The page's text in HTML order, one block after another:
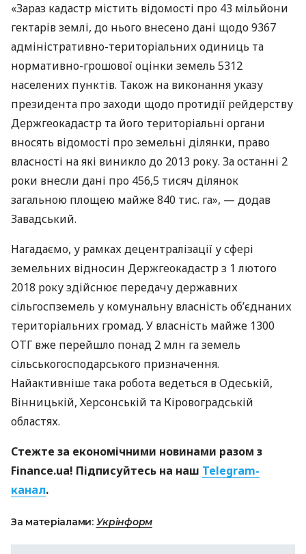
«Зараз кадастр містить відомості про 43 мільйони
гектарів землі, до нього внесено дані щодо 9367
адміністративно-територіальних одиниць та
нормативно-грошової оцінки земель 5312
населених пунктів. Також на виконання указу
президента про заходи щодо протидії рейдерству
Держгеокадастр та його територіальні органи
вносять відомості про земельні ділянки, право
власності на які виникло до 2013 року. За останні 2
роки внесли дані про 456,5 тисяч ділянок
загальною площею майже 840 тис. га», — додав
Завадський.
Нагадаємо, у рамках децентралізації у сфері
земельних відносин Держгеокадастр з 1 лютого
2018 року здійснює передачу державних
сільгоспземель у комунальну власність об’єднаних
територіальних громад. У власність майже 1300
ОТГ вже перейшло понад 2 млн га земель
сільськогосподарського призначення.
Найактивніше така робота ведеться в Одеській,
Вінницькій, Херсонській та Кіровоградській
областях.
Стежте за економічними новинами разом з
Finance.ua! Підписуйтесь на наш Telegram-
канал.
За матеріалами: Укрінформ